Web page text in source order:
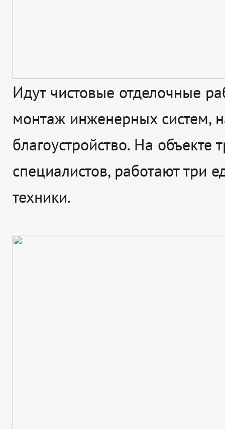
Идут чистовые отделочные
монтаж инженерных систем,
благоустройство. На объекте
специалистов, работают три
техники.